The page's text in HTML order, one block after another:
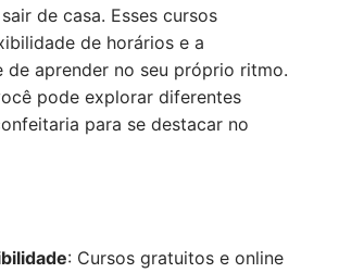
de casa. Esses cursos
de horários e a
de aprender no seu próprio ritmo.
pode explorar diferentes
para se destacar no
: Cursos gratuitos e online